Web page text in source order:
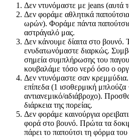
Δεν ντυνόμαστε με jeans (αυτά
Δεν φοράμε αθλητικά
ωρών). Φοράμε πάντα
αστράγαλό μας.
Δεν κάνουμε δίαιτα στο
ενυδατωνόμαστε διαρκώς.
σημεία συμπλήρωσης του
κουβαλάμε τόσο νερό όσο ο
Δεν ντυνόμαστε σαν
επίπεδα (1 ισοθερμική
αντιανεμικό/αδιάβροχο).
διάρκεια της πορείας.
Δεν φοράμε καινούργια
φορά στο βουνό. Πρώτα τα
πάρει το παπούτσι τη φόρμα